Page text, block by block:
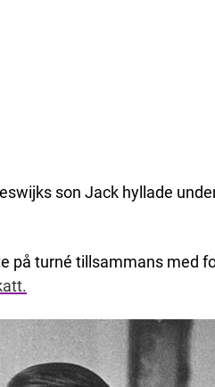
son Jack hyllade
på turné tillsammans med